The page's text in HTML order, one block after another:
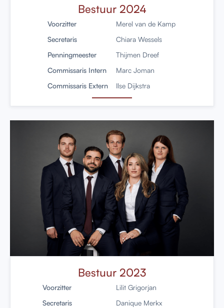
Bestuur 2024
Voorzitter
Merel van de Kamp
Secretaris
Chiara Wessels
Penningmeester
Thijmen Dreef
Commissaris Intern
Marc Joman
Commissaris Extern
Ilse Dijkstra
Bestuur 2023
Voorzitter
Lilit Grigorjan
Secretaris
Danique Merkx